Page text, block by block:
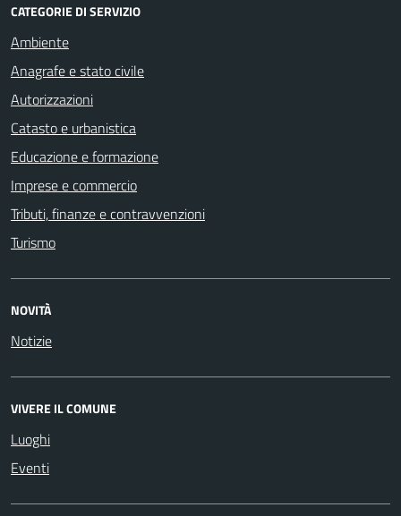
CATEGORIE DI SERVIZIO
Ambiente
Anagrafe e stato civile
Autorizzazioni
Catasto e urbanistica
Educazione e formazione
Imprese e commercio
Tributi, finanze e contravvenzioni
Turismo
NOVITÀ
Notizie
VIVERE IL COMUNE
Luoghi
Eventi